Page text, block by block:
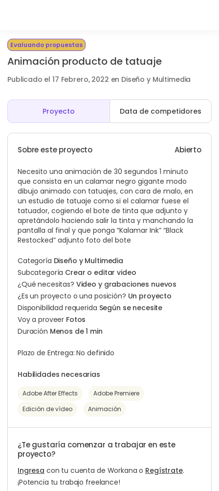
Evaluando propuestas
Animación producto de tatuaje
Publicado el 17 Febrero, 2022 en Diseño y Multimedia
Proyecto Data de competidores
Sobre este proyecto Abierto
Necesito una animación de 30 segundos 1 minuto
que consista en un calamar negro gigante modo
dibujo animado con tatuajes, con cara de malo, en
un estudio de tatuaje como si el calamar fuese el
tatuador, cogiendo el bote de tinta que adjunto y
apretándolo haciendo salir la tinta y manchando la
pantalla al final y que ponga “Kalamar Ink” “Black
Restocked” adjunto foto del bote
Categoría Diseño y Multimedia
Subcategoría Crear o editar video
¿Qué necesitas? Video y grabaciones nuevos
¿Es un proyecto o una posición? Un proyecto
Disponibilidad requerida Según se necesite
Voy a proveer Fotos
Duración Menos de 1 min
Plazo de Entrega: No definido
Habilidades necesarias
Adobe After Effects
Adobe Premiere
Edición de vídeo
Animación
¿Te gustaría comenzar a trabajar en este
proyecto?
Ingresa con tu cuenta de Workana o Regístrate.
¡Potencia tu trabajo freelance!